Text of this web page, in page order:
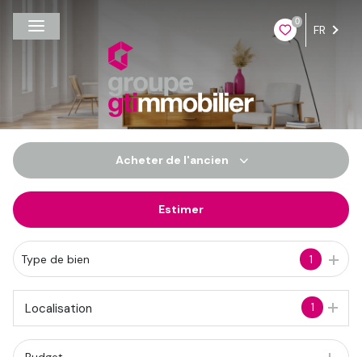
0
FR
Acheter de l'ancien
Du neuf
De l'immo pro
Estimer
Type de bien 1
1
Localisation